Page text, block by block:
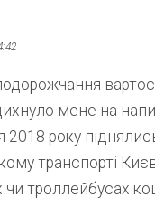
мене на
2018 року
транспорті
чи троллейбусах